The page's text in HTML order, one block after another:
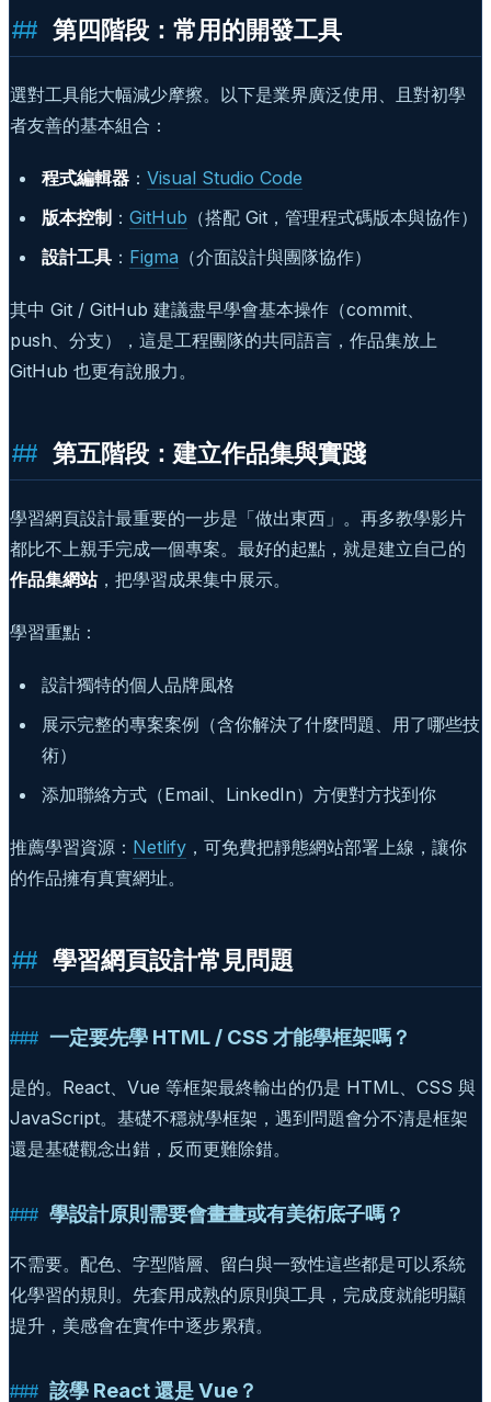
第四階段：常用的開發工具
選對工具能大幅減少摩擦。以下是業界廣泛使用、且對初學
者友善的基本組合：
程式編輯器： Visual Studio Code
版本控制： GitHub （搭配 Git，管理程式碼版本與協作）
設計工具： Figma （介面設計與團隊協作）
其中 Git / GitHub 建議盡早學會基本操作（commit、
push、分支），這是工程團隊的共同語言，作品集放上
GitHub 也更有說服力。
第五階段：建立作品集與實踐
學習網頁設計最重要的一步是「做出東西」。再多教學影片
都比不上親手完成一個專案。最好的起點，就是建立自己的
作品集網站，把學習成果集中展示。
學習重點：
設計獨特的個人品牌風格
展示完整的專案案例（含你解決了什麼問題、用了哪些技
術）
添加聯絡方式（Email、LinkedIn）方便對方找到你
推薦學習資源： Netlify ，可免費把靜態網站部署上線，讓你
的作品擁有真實網址。
學習網頁設計常見問題
一定要先學 HTML / CSS 才能學框架嗎？
是的。React、Vue 等框架最終輸出的仍是 HTML、CSS 與
JavaScript。基礎不穩就學框架，遇到問題會分不清是框架
還是基礎觀念出錯，反而更難除錯。
學設計原則需要會畫畫或有美術底子嗎？
不需要。配色、字型階層、留白與一致性這些都是可以系統
化學習的規則。先套用成熟的原則與工具，完成度就能明顯
提升，美感會在實作中逐步累積。
該學 React 還是 Vue？